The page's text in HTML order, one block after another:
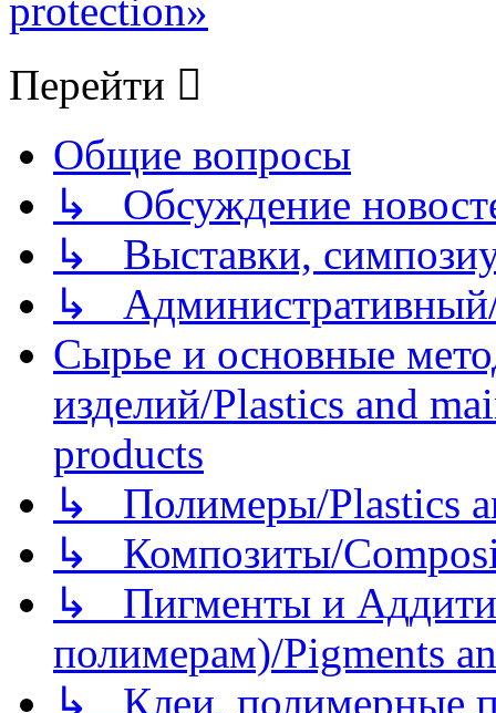
protection»
Перейти
Общие вопросы
↳ Обсуждение
↳ Выставки,
↳
Сырье и основные
изделий/Plastics and
products
↳ Полимеры/Plastics
↳ Композиты/
↳ Пигменты и
полимерам)/Pigments
↳ Клеи, полимерные